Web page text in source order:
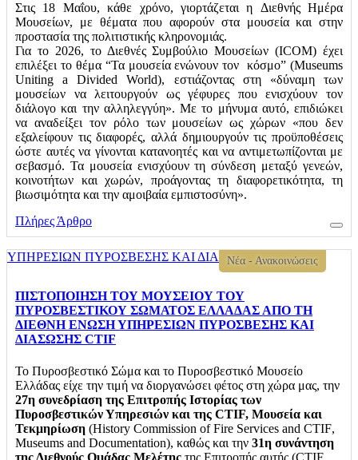
Στις 18 Μαΐου, κάθε χρόνο, γιορτάζεται η Διεθνής Ημέρα
Μουσείων, με θέματα που αφορούν στα μουσεία και στην
προστασία της πολιτιστικής κληρονομιάς.
Για το 2026, το Διεθνές Συμβούλιο Μουσείων (ICOM) έχει
επιλέξει το θέμα “Τα μουσεία ενώνουν τον κόσμο” (Museums
Uniting a Divided World), εστιάζοντας στη «δύναμη των
μουσείων να λειτουργούν ως γέφυρες που ενισχύουν τον
διάλογο και την αλληλεγγύη». Με το μήνυμα αυτό, επιδιώκει
να αναδείξει τον ρόλο των μουσείων ως χώρων «που δεν
εξαλείφουν τις διαφορές, αλλά δημιουργούν τις προϋποθέσεις
ώστε αυτές να γίνονται κατανοητές και να αντιμετωπίζονται με
σεβασμό. Τα μουσεία ενισχύουν τη σύνδεση μεταξύ γενεών,
κοινοτήτων και χωρών, προάγοντας τη διαφορετικότητα, τη
βιωσιμότητα και την αμοιβαία εμπιστοσύνη».
Πλήρες Άρθρο
Νέα - Ανακοινώσεις
ΠΙΣΤΟΠΟΙΗΣΗ ΤΟΥ ΜΟΥΣΕΙΟΥ ΤΟΥ
ΠΥΡΟΣΒΕΣΤΙΚΟΥ ΣΩΜΑΤΟΣ ΕΛΛΑΔΑΣ ΑΠΟ ΤΗ
ΔΙΕΘΝΗ ΕΝΩΣΗ ΥΠΗΡΕΣΙΩΝ ΠΥΡΟΣΒΕΣΗΣ ΚΑΙ
ΔΙΑΣΩΣΗΣ CTIF
Το Πυροσβεστικό Σώμα και το Πυροσβεστικό Μουσείο
Ελλάδας είχε την τιμή να διοργανώσει φέτος στη χώρα μας, την
27η συνεδρίαση της Επιτροπής Ιστορίας των
Πυροσβεστικών Υπηρεσιών και της CTIF, Μουσεία και
Τεκμηρίωση (History Commission of Fire Services and CTIF,
Museums and Documentation), καθώς και την 31η συνάντηση
της Διεθνούς Ομάδας Μελέτης της Επιτροπής αυτής (CTIF